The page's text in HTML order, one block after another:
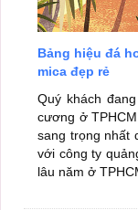
Bảng hiệu đá
mica đẹp rẻ
Quý khách
cương ở
sang trọng nhất
với công ty
lâu năm ở